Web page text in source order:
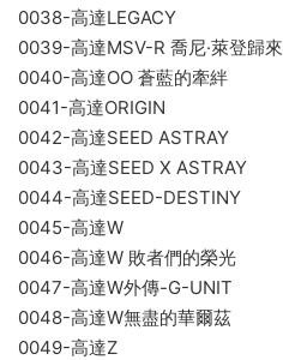
0038-高達LEGACY
0039-高達MSV-R 喬尼·萊登歸來
0040-高達OO 蒼藍的牽絆
0041-高達ORIGIN
0042-高達SEED ASTRAY
0043-高達SEED X ASTRAY
0044-高達SEED-DESTINY
0045-高達W
0046-高達W 敗者們的榮光
0047-高達W外傳-G-UNIT
0048-高達W無盡的華爾茲
0049-高達Z